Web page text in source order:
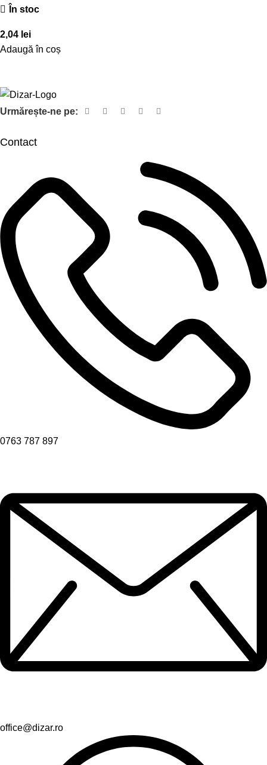
În stoc
2,04 lei
Adaugă în coș
Urmărește-ne pe:
Contact
0763 787 897
office@dizar.ro